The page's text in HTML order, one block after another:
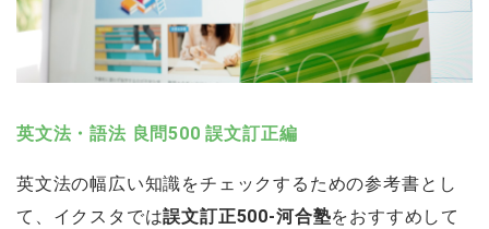
英文法・語法 良問500 誤文訂正編
英文法の幅広い知識をチェックするための参考書とし
て、イクスタでは誤文訂正500-河合塾をおすすめして